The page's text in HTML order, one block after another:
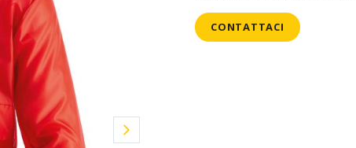
CONTATTACI